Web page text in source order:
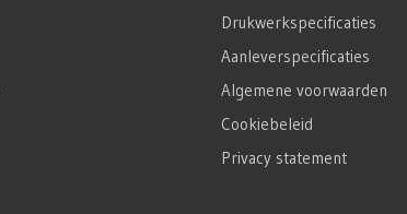
Drukwerkspecificaties
Aanleverspecificaties
Algemene voorwaarden
Cookiebeleid
Privacy statement